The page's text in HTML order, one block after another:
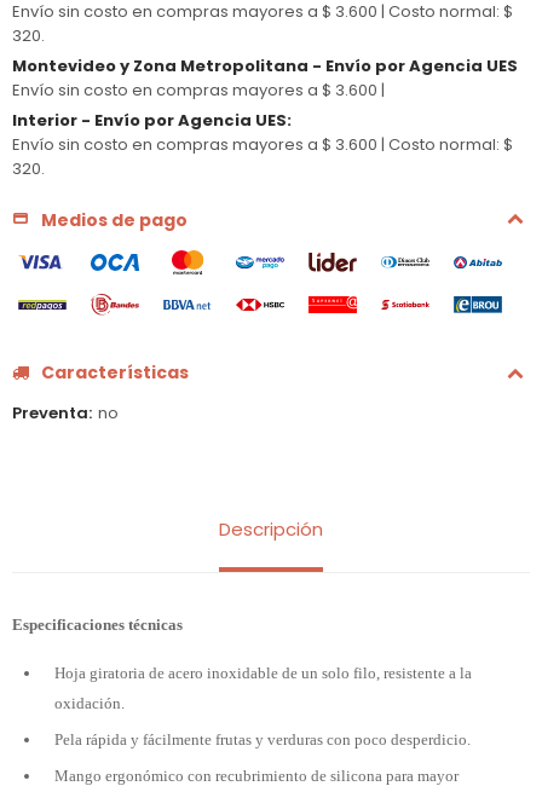
Envío sin costo en compras mayores a $ 3.600 | Costo normal: $
320.
Montevideo y Zona Metropolitana - Envío por Agencia UES
Envío sin costo en compras mayores a $ 3.600 |
Interior - Envío por Agencia UES:
Envío sin costo en compras mayores a $ 3.600 | Costo normal: $
320.
Medios de pago
Características
Preventa no
Descripción
Especificaciones técnicas
Hoja giratoria de acero inoxidable de un solo filo, resistente a la
oxidación.
Pela rápida y fácilmente frutas y verduras con poco desperdicio.
Mango ergonómico con recubrimiento de silicona para mayor